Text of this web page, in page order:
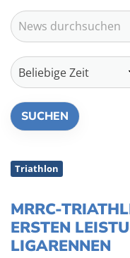
Triathlon
MRRC-
ERSTEN
LIGARENNEN